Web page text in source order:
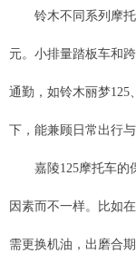
铃木不同系列摩托
元。小排量踏板车和
通勤，如铃木丽梦125
下，能兼顾日常出行
嘉陵125摩托车的保
因素而不一样。比如
需更换机油，出磨合